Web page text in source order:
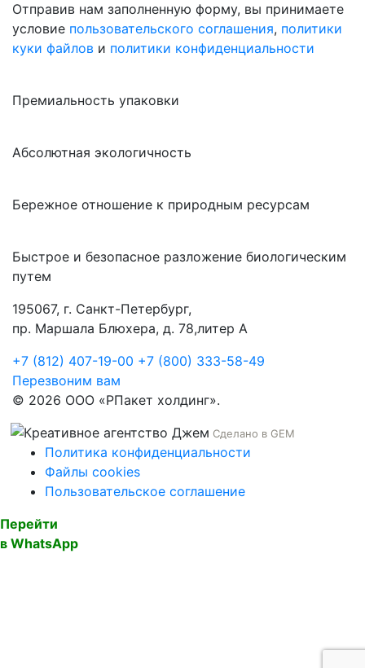
Отправив нам заполненную форму, вы принимаете
условие пользовательского соглашения, политики
куки файлов и политики конфиденциальности
Премиальность упаковки
Абсолютная экологичность
Бережное отношение к природным ресурсам
Быстрое и безопасное разложение биологическим
путем
195067, г. Санкт-Петербург,
пр. Маршала Блюхера, д. 78,литер А
+7 (812) 407-19-00 +7 (800) 333-58-49
Перезвоним вам
© 2026 ООО «РПакет холдинг».
Сделано в GEM
Политика конфиденциальности
Файлы cookies
Пользовательское соглашение
Перейти
в WhatsApp